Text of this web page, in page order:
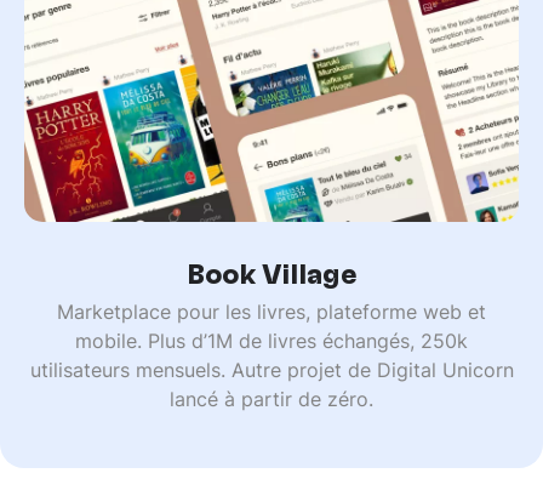
Book Village
Marketplace pour les livres, plateforme web et
mobile. Plus d’1M de livres échangés, 250k
utilisateurs mensuels. Autre projet de Digital Unicorn
lancé à partir de zéro.